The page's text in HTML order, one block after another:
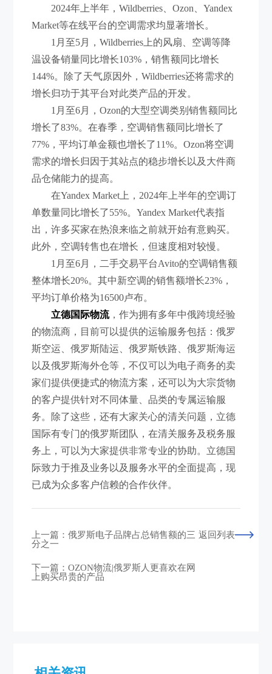
2024年上半年，Wildberries、Ozon、Yandex
Market等在线平台的空调需求均显著增长。
1月至5月，Wildberries上的风扇、空调等降
温设备销量同比增长103%，销售额同比增长
144%。除了天气原因外，Wildberries还将需求的
增长归功于其平台对此类产品的开发。
1月至6月，Ozon的大型空调类别销售额同比
增长了83%。在春季，空调销售额同比增长了
77%，平均订单金额也增长了11%。Ozon将空调
需求的增长归因于其站点的稳步增长以及大件商
品仓储能力的提高。
在Yandex Market上，2024年上半年的空调订
单数量同比增长了55%。Yandex Market代表指
出，许多买家在热浪来临之前就开始有意购买。
此外，空调转售也在增长，但速度相对较慢。
1月至6月，二手交易平台Avito的空调销售额
整体增长20%。其中新空调的销售额增长23%，
平均订单价格为16500卢布。
立德国际物流，作为拥有多年中俄跨境经验
的物流商，目前可以提供的运输服务包括：俄罗
斯空运、俄罗斯陆运、俄罗斯铁路、俄罗斯海运
以及俄罗斯海外仓等，不仅可以为电子商务的卖
家们提供便捷式的物流方案，还可以为大宗货物
的客户提供针对不同体量、品类的专属运输服
务。除了这些，还有大家关心的清关问题，立德
国际有专门的俄罗斯团队，在清关服务及税务服
务上，可以为大家提供非常专业的协助。立德国
际致力于推及业务以及服务水平的全面提高，现
已成为众多客户信赖的合作伙伴。
上一篇：俄罗斯电子品牌占总销售额的三
分之一
下一篇：OZON物流|俄罗斯人更喜欢在网
上购买昂贵的产品
返回列表